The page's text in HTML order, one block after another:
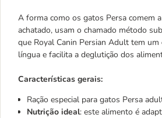
A forma como os gatos Persa comem
achatado, usam o chamado método
que Royal Canin Persian Adult tem um
língua e facilita a deglutição dos
Características gerais:
Ração especial para gatos Persa
Nutrição ideal: este alimento é